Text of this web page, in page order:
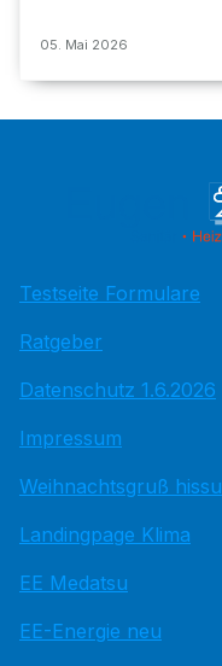
05. Mai 2026
Testseite Formulare
Ratgeber
Datenschutz 1.6.2026
Impressum
Weihnachtsgruß hissu
Landingpage Klima
EE Medatsu
EE-Energie neu